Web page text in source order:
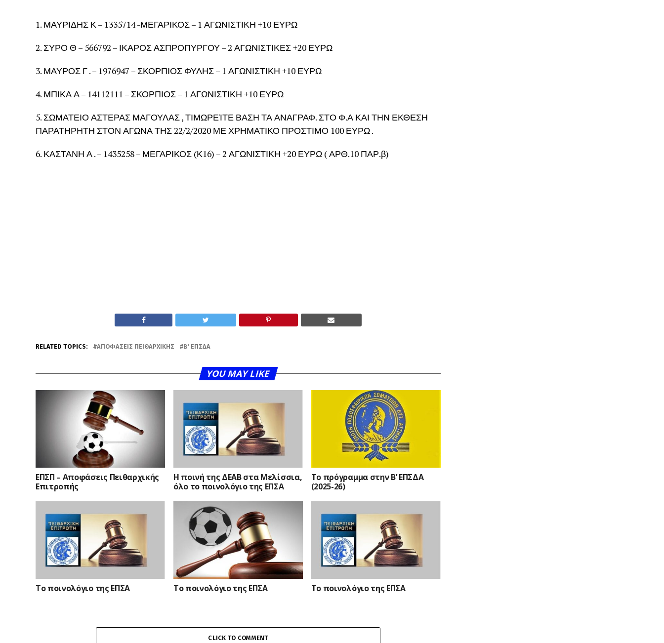
1. ΜΑΥΡΙΔΗΣ Κ – 1335714 -ΜΕΓΑΡΙΚΟΣ – 1 ΑΓΩΝΙΣΤΙΚΗ +10 ΕΥΡΩ
2. ΣΥΡΟ Θ – 566792 – ΙΚΑΡΟΣ ΑΣΠΡΟΠΥΡΓΟΥ – 2 ΑΓΩΝΙΣΤΙΚΕΣ +20 ΕΥΡΩ
3. ΜΑΥΡΟΣ Γ . – 1976947 – ΣΚΟΡΠΙΟΣ ΦΥΛΗΣ – 1 ΑΓΩΝΙΣΤΙΚΗ +10 ΕΥΡΩ
4. ΜΠΙΚΑ Α – 14112111 – ΣΚΟΡΠΙΟΣ – 1 ΑΓΩΝΙΣΤΙΚΗ +10 ΕΥΡΩ
5. ΣΩΜΑΤΕΙΟ ΑΣΤΕΡΑΣ ΜΑΓΟΥΛΑΣ , ΤΙΜΩΡΕΊΤΕ ΒΑΣΗ ΤΑ ΑΝΑΓΡΑΦ. ΣΤΟ Φ.Α ΚΑΙ ΤΗΝ ΕΚΘΕΣΗ
ΠΑΡΑΤΗΡΗΤΗ ΣΤΟΝ ΑΓΩΝΑ ΤΗΣ 22/2/2020 ΜΕ ΧΡΗΜΑΤΙΚΟ ΠΡΟΣΤΙΜΟ 100 ΕΥΡΩ .
6. ΚΑΣΤΑΝΗ Α . – 1435258 – ΜΕΓΑΡΙΚΟΣ (Κ16) – 2 ΑΓΩΝΙΣΤΙΚΗ +20 ΕΥΡΩ ( ΑΡΘ.10 ΠΑΡ.β)
RELATED TOPICS: ΑΠΟΦΆΣΕΙΣ ΠΕΙΘΑΡΧΙΚΉΣ Β' ΕΠΣΔΑ
YOU MAY LIKE
ΕΠΣΠ – Αποφάσεις Πειθαρχικής
Επιτροπής
Η ποινή της ΔΕΑΒ στα Μελίσσια,
όλο το ποινολόγιο της ΕΠΣΑ
Το πρόγραμμα στην Β’ ΕΠΣΔΑ
(2025-26)
Το ποινολόγιο της ΕΠΣΑ Το ποινολόγιο της ΕΠΣΑ Το ποινολόγιο της ΕΠΣΑ
CLICK TO COMMENT